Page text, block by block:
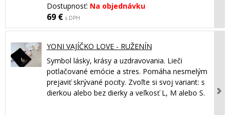
Dostupnosť: Na objednávku
69 € s DPH
YONI VAJÍČKO LOVE - RUŽENÍN
Symbol lásky, krásy a uzdravovania. Lieči
potlačované emócie a stres. Pomáha nesmelým
prejaviť skrývané pocity. Zvoľte si svoj variant: s
dierkou alebo bez dierky a veľkosť L, M alebo S.